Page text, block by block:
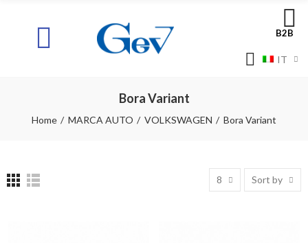
B2B
IT
Bora Variant
Home MARCA AUTO VOLKSWAGEN Bora Variant
8 Sort by